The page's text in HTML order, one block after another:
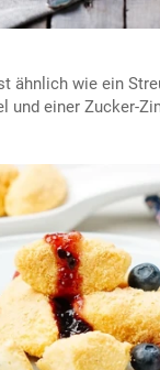
ähnlich wie ein
und einer Zucker-